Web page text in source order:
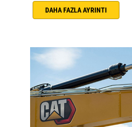
DAHA FAZLA AYRINTI